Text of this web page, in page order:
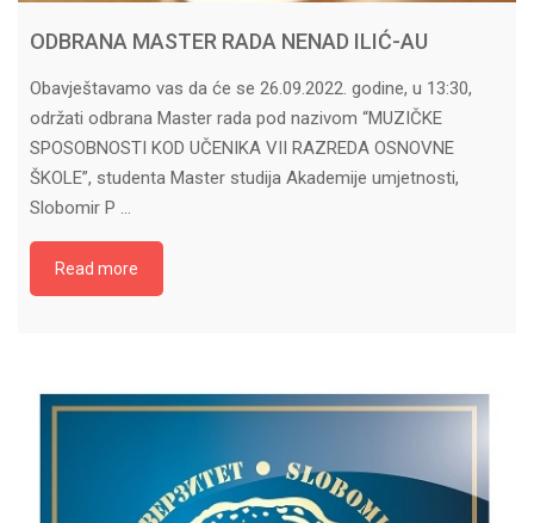
ODBRANA MASTER RADA NENAD ILIĆ-AU
Obavještavamo vas da će se 26.09.2022. godine, u 13:30,
održati odbrana Master rada pod nazivom “MUZIČKE
SPOSOBNOSTI KOD UČENIKA VII RAZREDA OSNOVNE
ŠKOLE”, studenta Master studija Akademije umjetnosti,
Slobomir P …
Read more